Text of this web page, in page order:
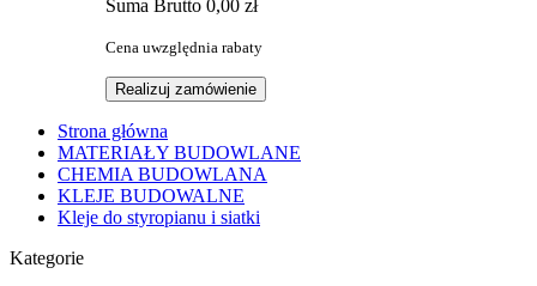
Suma Brutto 0,00 zł
Cena uwzględnia rabaty
Realizuj zamówienie
Strona główna
MATERIAŁY BUDOWLANE
CHEMIA BUDOWLANA
KLEJE BUDOWALNE
Kleje do styropianu i siatki
Kategorie